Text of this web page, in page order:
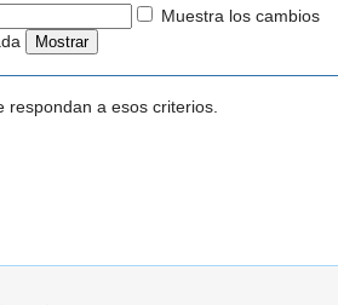
Muestra los cambios
a esos criterios.